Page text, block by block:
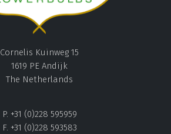
Cornelis Kuinweg 15
1619 PE Andijk
The Netherlands
P. +31 (0)228 595959
F. +31 (0)228 593583